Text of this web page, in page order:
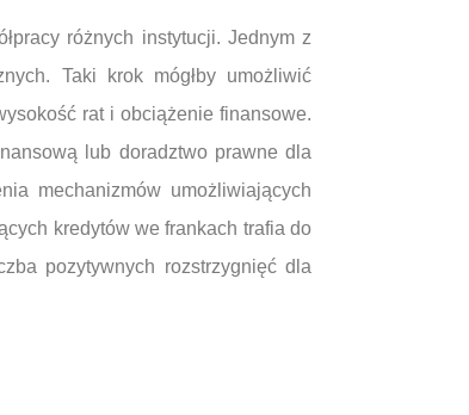
różnych instytucji. Jednym z
Taki krok mógłby umożliwić
rat i obciążenie finansowe.
lub doradztwo prawne dla
mechanizmów umożliwiających
kredytów we frankach trafia do
pozytywnych rozstrzygnięć dla